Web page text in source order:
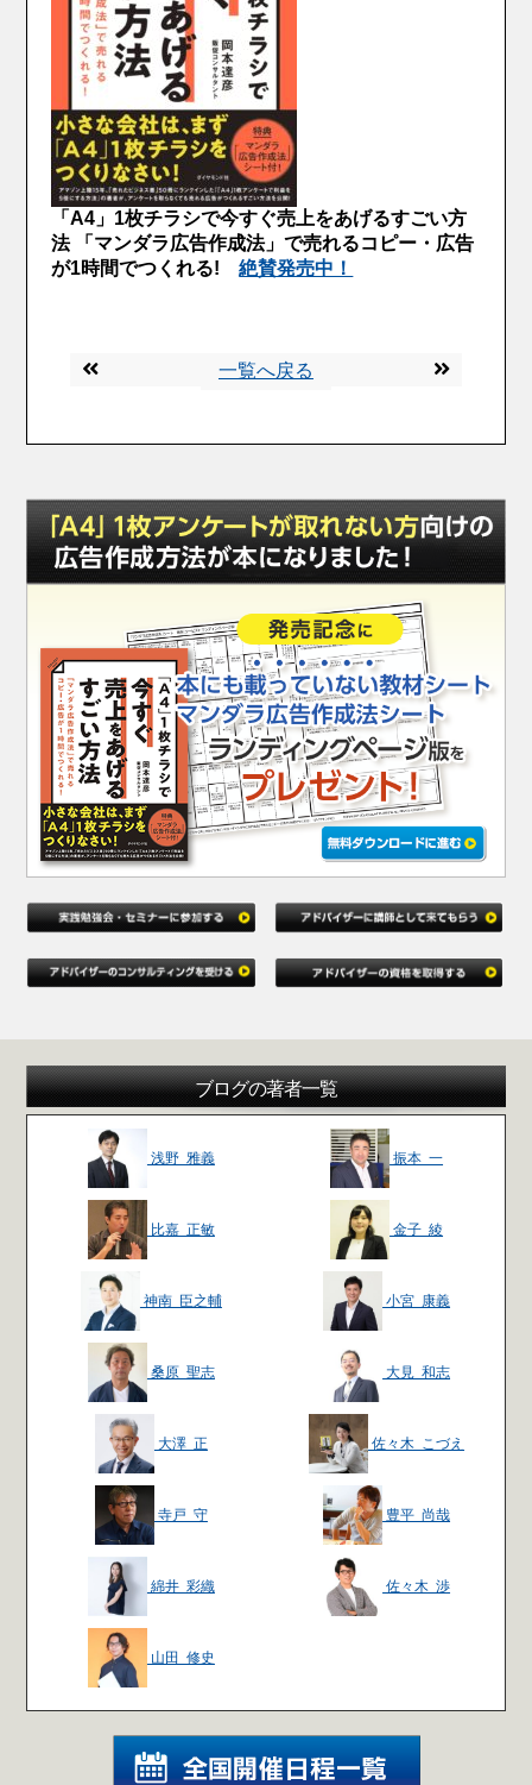
「A4」1枚チラシで今すぐ売上をあげるすごい方
法 「マンダラ広告作成法」で売れるコピー・広告
が1時間でつくれる!
絶賛発売中！
一覧へ戻る
ブログの著者一覧
浅野 雅義 振本 一
比嘉 正敏 金子 綾
神南 臣之輔 小宮 康義
桑原 聖志 大見 和志
大澤 正 佐々木 こづえ
寺戸 守 豊平 尚哉
綿井 彩織 佐々木 渉
山田 修史